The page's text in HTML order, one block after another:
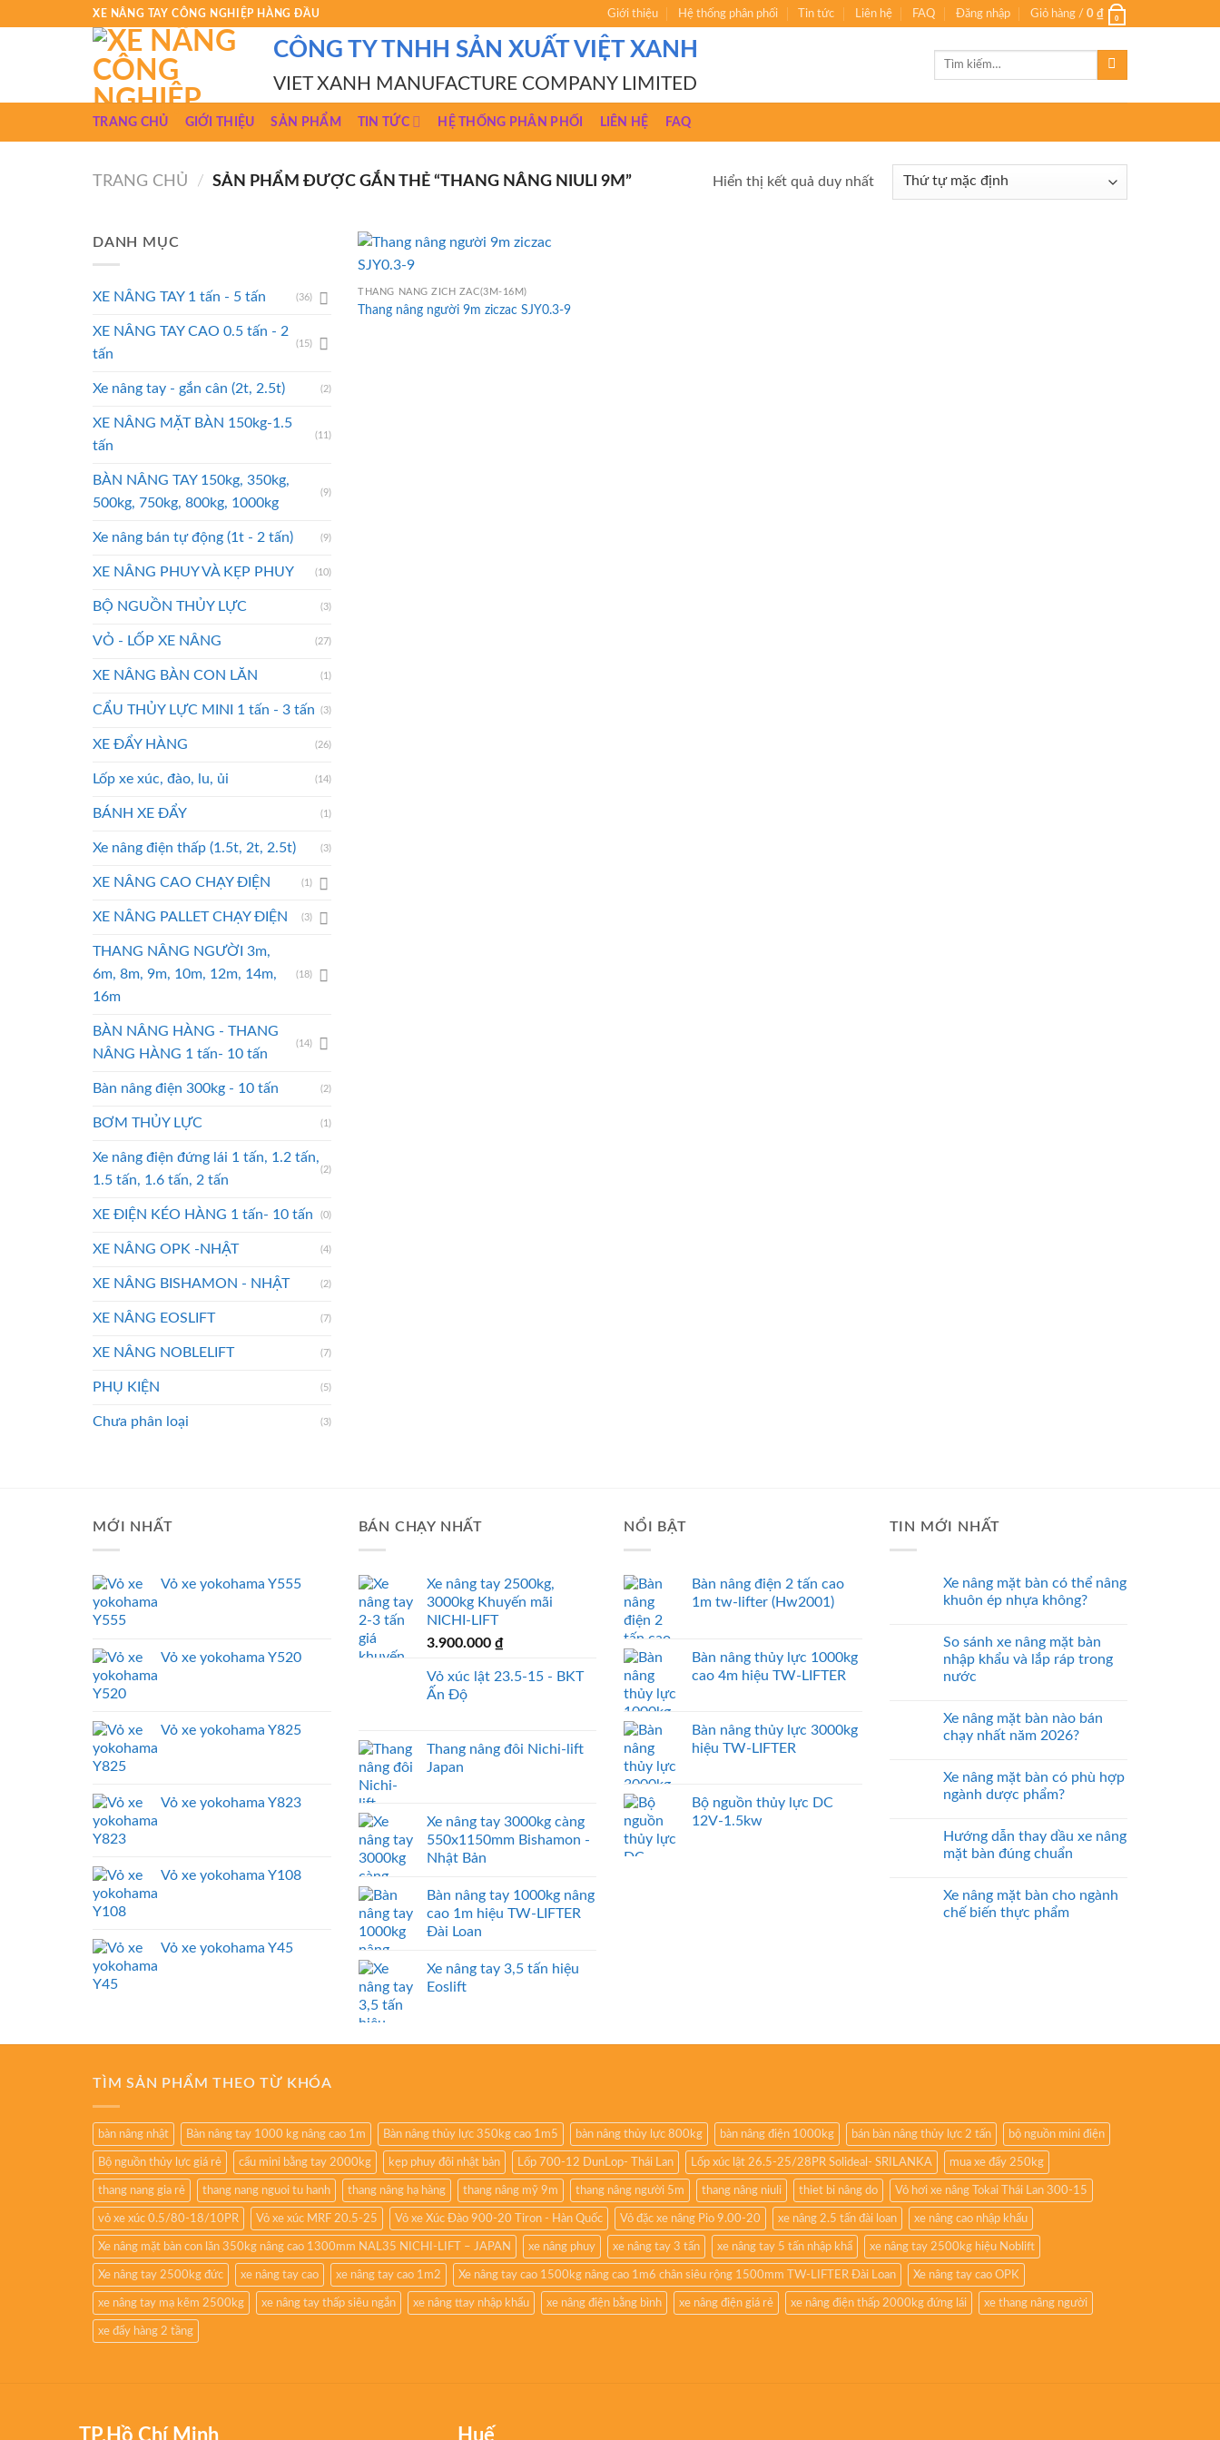
XE NÂNG TAY CÔNG NGHIỆP HÀNG ĐẦU Giới thiệu Hệ thống phân phối Tin tức Liên hệ FAQ Đăng nhập Giỏ hàng / 0 ₫ 0
CÔNG TY TNHH SẢN XUẤT VIỆT XANH
VIET XANH MANUFACTURE COMPANY LIMITED
Tìm
TRANG CHỦ GIỚI THIỆU SẢN PHẨM TIN TỨC HỆ THỐNG PHÂN PHỐI LIÊN HỆ FAQ
TRANG CHỦ / SẢN PHẨM ĐƯỢC GẮN THẺ “THANG NÂNG NIULI 9M” Hiển thị kết quả duy nhất
DANH MỤC
XE NÂNG TAY 1 tấn - 5 tấn (36)
XE NÂNG TAY CAO 0.5 tấn - 2
tấn
(15)
Xe nâng tay - gắn cân (2t, 2.5t) (2)
XE NÂNG MẶT BÀN 150kg-1.5
tấn
(11)
BÀN NÂNG TAY 150kg, 350kg,
500kg, 750kg, 800kg, 1000kg
(9)
Xe nâng bán tự động (1t - 2 tấn) (9)
XE NÂNG PHUY VÀ KẸP PHUY (10)
BỘ NGUỒN THỦY LỰC (3)
VỎ - LỐP XE NÂNG (27)
XE NÂNG BÀN CON LĂN (1)
CẨU THỦY LỰC MINI 1 tấn - 3 tấn (3)
XE ĐẨY HÀNG (26)
Lốp xe xúc, đào, lu, ủi (14)
BÁNH XE ĐẨY (1)
Xe nâng điện thấp (1.5t, 2t, 2.5t) (3)
XE NÂNG CAO CHẠY ĐIỆN (1)
XE NÂNG PALLET CHẠY ĐIỆN (3)
THANG NÂNG NGƯỜI 3m,
6m, 8m, 9m, 10m, 12m, 14m,
16m
(18)
BÀN NÂNG HÀNG - THANG
NÂNG HÀNG 1 tấn- 10 tấn
(14)
Bàn nâng điện 300kg - 10 tấn (2)
BƠM THỦY LỰC (1)
Xe nâng điện đứng lái 1 tấn, 1.2 tấn,
1.5 tấn, 1.6 tấn, 2 tấn
(2)
XE ĐIỆN KÉO HÀNG 1 tấn- 10 tấn (0)
XE NÂNG OPK -NHẬT (4)
XE NÂNG BISHAMON - NHẬT (2)
XE NÂNG EOSLIFT (7)
XE NÂNG NOBLELIFT (7)
PHỤ KIỆN (5)
Chưa phân loại (3)
THANG NÂNG ZICH ZAC(3M-16M)
Thang nâng người 9m ziczac SJY0.3-9
MỚI NHẤT
Vỏ xe yokohama Y555
Vỏ xe yokohama Y520
Vỏ xe yokohama Y825
Vỏ xe yokohama Y823
Vỏ xe yokohama Y108
Vỏ xe yokohama Y45
BÁN CHẠY NHẤT
Xe nâng tay 2500kg,
3000kg Khuyến mãi
NICHI-LIFT
3.900.000 ₫
Vỏ xúc lật 23.5-15 - BKT
Ấn Độ
Thang nâng đôi Nichi-lift
Japan
Xe nâng tay 3000kg càng
550x1150mm Bishamon -
Nhật Bản
Bàn nâng tay 1000kg nâng
cao 1m hiệu TW-LIFTER
Đài Loan
Xe nâng tay 3,5 tấn hiệu
Eoslift
NỔI BẬT
Bàn nâng điện 2 tấn cao
1m tw-lifter (Hw2001)
Bàn nâng thủy lực 1000kg
cao 4m hiệu TW-LIFTER
Bàn nâng thủy lực 3000kg
hiệu TW-LIFTER
Bộ nguồn thủy lực DC
12V-1.5kw
TIN MỚI NHẤT
Xe nâng mặt bàn có thể nâng
khuôn ép nhựa không?
So sánh xe nâng mặt bàn
nhập khẩu và lắp ráp trong
nước
Xe nâng mặt bàn nào bán
chạy nhất năm 2026?
Xe nâng mặt bàn có phù hợp
ngành dược phẩm?
Hướng dẫn thay dầu xe nâng
mặt bàn đúng chuẩn
Xe nâng mặt bàn cho ngành
chế biến thực phẩm
TÌM SẢN PHẨM THEO TỪ KHÓA
bàn nâng nhật Bàn nâng tay 1000 kg nâng cao 1m Bàn nâng thủy lực 350kg cao 1m5 bàn nâng thủy lực 800kg bàn nâng điện 1000kg bán bàn nâng thủy lực 2 tấn bộ nguồn mini điện
Bộ nguồn thủy lực giá rẻ cẩu mini bằng tay 2000kg kẹp phuy đôi nhật bản Lốp 700-12 DunLop- Thái Lan Lốp xúc lật 26.5-25/28PR Solideal- SRILANKA mua xe đẩy 250kg
thang nang gia rẻ thang nang nguoi tu hanh thang nâng hạ hàng thang nâng mỹ 9m thang nâng người 5m thang nâng niuli thiet bi nâng do Vỏ hơi xe nâng Tokai Thái Lan 300-15
vỏ xe xúc 0.5/80-18/10PR Vỏ xe xúc MRF 20.5-25 Vỏ xe Xúc Đào 900-20 Tiron - Hàn Quốc Vỏ đặc xe nâng Pio 9.00-20 xe nâng 2.5 tấn đài loan xe nâng cao nhập khẩu
Xe nâng mặt bàn con lăn 350kg nâng cao 1300mm NAL35 NICHI-LIFT – JAPAN xe nâng phuy xe nâng tay 3 tấn xe nâng tay 5 tấn nhập khẩ xe nâng tay 2500kg hiệu Noblift
Xe nâng tay 2500kg đức xe nâng tay cao xe nâng tay cao 1m2 Xe nâng tay cao 1500kg nâng cao 1m6 chân siêu rộng 1500mm TW-LIFTER Đài Loan Xe nâng tay cao OPK
xe nâng tay mạ kẽm 2500kg xe nâng tay thấp siêu ngắn xe nâng ttay nhập khẩu xe nâng điện bằng bình xe nâng điện giá rẻ xe nâng điện thấp 2000kg đứng lái xe thang nâng người
xe đẩy hàng 2 tầng
TP.Hồ Chí Minh Huế